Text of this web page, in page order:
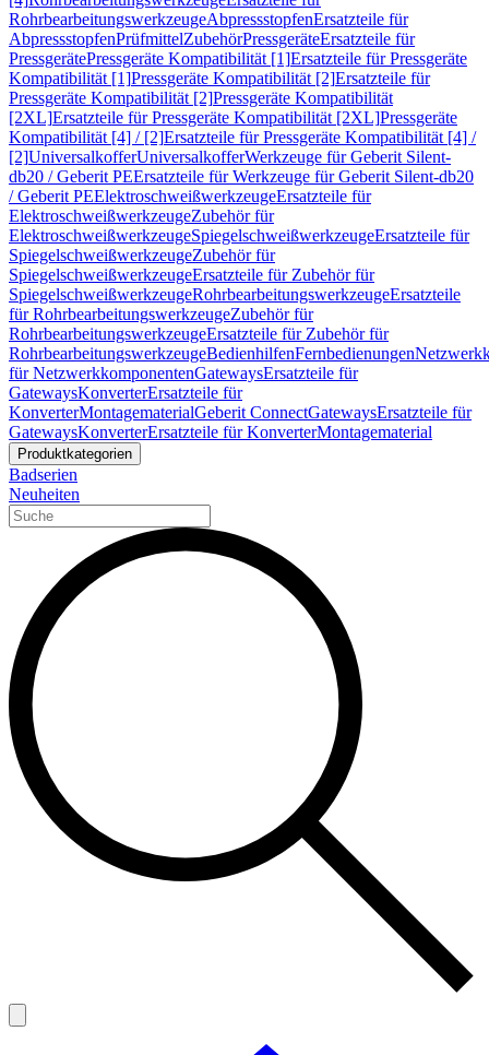
RohrbearbeitungswerkzeugeAbpressstopfenErsatzteile für
AbpressstopfenPrüfmittelZubehörPressgeräteErsatzteile für
PressgerätePressgeräte Kompatibilität [1]Ersatzteile für Pressgeräte
Kompatibilität [1]Pressgeräte Kompatibilität [2]Ersatzteile für
Pressgeräte Kompatibilität [2]Pressgeräte Kompatibilität
[2XL]Ersatzteile für Pressgeräte Kompatibilität [2XL]Pressgeräte
Kompatibilität [4] / [2]Ersatzteile für Pressgeräte Kompatibilität [4] /
[2]UniversalkofferUniversalkofferWerkzeuge für Geberit Silent-
db20 / Geberit PEErsatzteile für Werkzeuge für Geberit Silent-db20
/ Geberit PEElektroschweißwerkzeugeErsatzteile für
ElektroschweißwerkzeugeZubehör für
ElektroschweißwerkzeugeSpiegelschweißwerkzeugeErsatzteile für
SpiegelschweißwerkzeugeZubehör für
SpiegelschweißwerkzeugeErsatzteile für Zubehör für
SpiegelschweißwerkzeugeRohrbearbeitungswerkzeugeErsatzteile
für RohrbearbeitungswerkzeugeZubehör für
RohrbearbeitungswerkzeugeErsatzteile für Zubehör für
RohrbearbeitungswerkzeugeBedienhilfenFernbedienungen
für NetzwerkkomponentenGatewaysErsatzteile für
GatewaysKonverterErsatzteile für
KonverterMontagematerialGeberit ConnectGatewaysErsatzteile für
GatewaysKonverterErsatzteile für KonverterMontagematerial
Produktkategorien
Badserien
Neuheiten